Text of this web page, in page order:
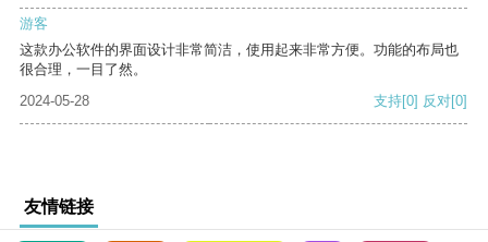
游客
这款办公软件的界面设计非常简洁，使用起来非常方便。功能的布局也
很合理，一目了然。
2024-05-28
支持[0] 反对[0]
友情链接